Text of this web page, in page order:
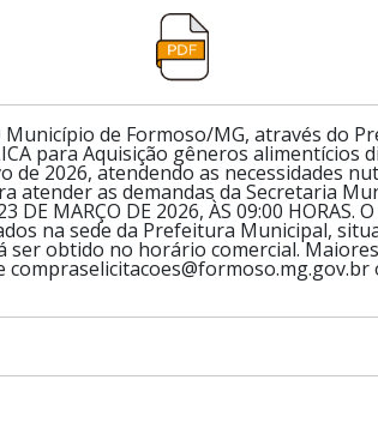
Município de Formoso/MG, através do
para Aquisição gêneros alimentícios
2026, atendendo as necessidades
atender as demandas da Secretaria
DE MARÇO DE 2026, ÀS 09:00
na sede da Prefeitura Municipal,
ser obtido no horário comercial.